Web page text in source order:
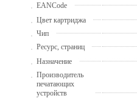
EANCode
Цвет картриджа
Чип
Ресурс, страниц
Назначение
Производитель
печатающих
устройств